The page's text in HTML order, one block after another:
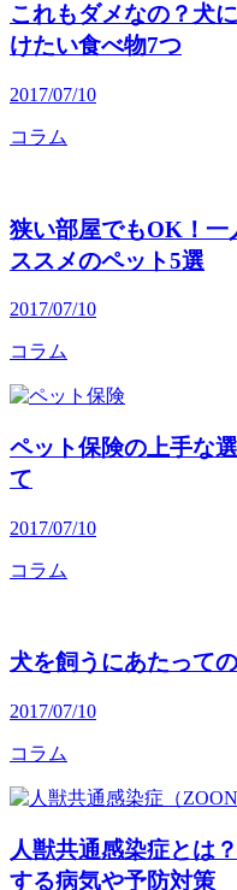
これもダメなの？犬
けたい食べ物7つ
2017/07/10
コラム
狭い部屋でもOK！一
ススメのペット5選
2017/07/10
コラム
ペット保険の上手な
て
2017/07/10
コラム
犬を飼うにあたって
2017/07/10
コラム
人獣共通感染症とは
する病気や予防対策